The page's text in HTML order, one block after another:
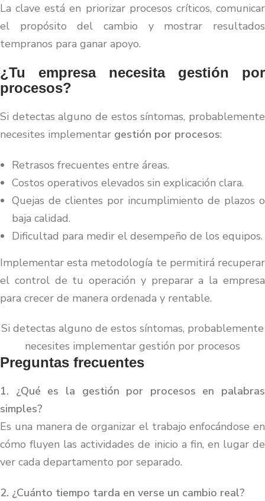
La clave está en priorizar procesos críticos, comunicar
el propósito del cambio y mostrar resultados
tempranos para ganar apoyo.
¿Tu empresa necesita gestión por
procesos?
Si detectas alguno de estos síntomas, probablemente
necesites implementar gestión por procesos:
Retrasos frecuentes entre áreas.
Costos operativos elevados sin explicación clara.
Quejas de clientes por incumplimiento de plazos o
baja calidad.
Dificultad para medir el desempeño de los equipos.
Implementar esta metodología te permitirá recuperar
el control de tu operación y preparar a la empresa
para crecer de manera ordenada y rentable.
Si detectas alguno de estos síntomas, probablemente
necesites implementar gestión por procesos
Preguntas frecuentes
1. ¿Qué es la gestión por procesos en palabras
simples?
Es una manera de organizar el trabajo enfocándose en
cómo fluyen las actividades de inicio a fin, en lugar de
ver cada departamento por separado.
2. ¿Cuánto tiempo tarda en verse un cambio real?